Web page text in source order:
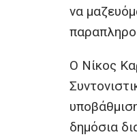
να
Ο Νίκος
δημόσια